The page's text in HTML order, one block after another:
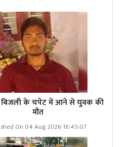
के चपेट में आने से युवक की
मौत
On 04 Aug 2026 18:45:07